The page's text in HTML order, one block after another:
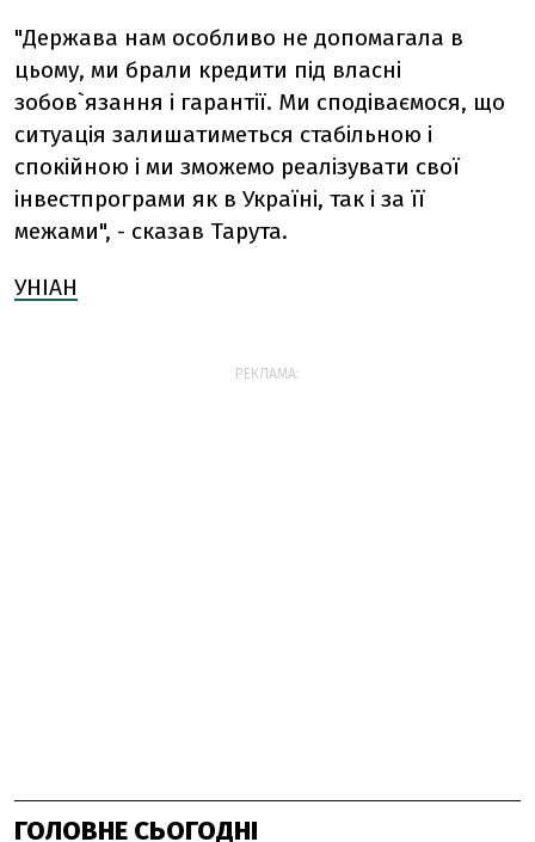
"Держава нам особливо не допомагала в
цьому, ми брали кредити під власні
зобов`язання і гарантії. Ми сподіваємося, що
ситуація залишатиметься стабільною і
спокійною і ми зможемо реалізувати свої
інвестпрограми як в Україні, так і за її
межами", - сказав Тарута.
УНІАН
РЕКЛАМА:
ГОЛОВНЕ СЬОГОДНІ